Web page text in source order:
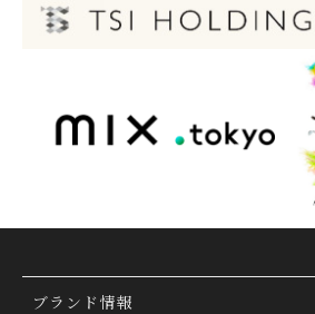
ブランド情報